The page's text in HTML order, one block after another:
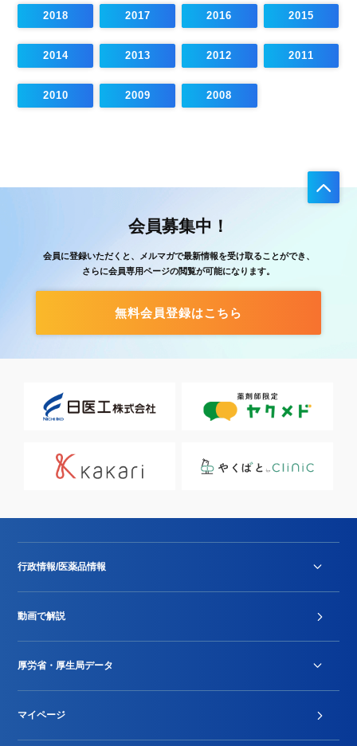
2018 2017 2016 2015
2014 2013 2012 2011
2010 2009 2008
会員募集中！
会員に登録いただくと、メルマガで最新情報を受け取ることができ、
さらに会員専用ページの閲覧が可能になります。
無料会員登録はこちら
行政情報/医薬品情報
Stu-GEレポート
動画で解説
厚労省・厚生局データ
マイページ